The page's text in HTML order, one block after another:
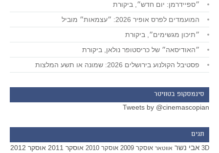
״ספיידרמן: יום חדש״, ביקורת
המועמדים לפרס אופיר 2026: ״עצמאות״ מוביל
״תיכון מגשימים״, ביקורת
״האודיסאה״ של כריסטופר נולאן, ביקורת
פסטיבל הקולנוע בירושלים 2026: שמונה או תשע המלצות
סינמסקופ בטוויטר
Tweets by @cinemascopian
תגים
3D אבי נשר אווטאר אוסקר 2009 אוסקר 2010 אוסקר 2011 אוסקר 2012